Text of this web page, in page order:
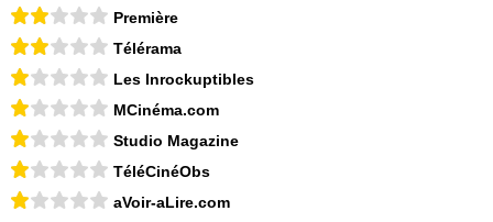
Première
Télérama
Les Inrockuptibles
MCinéma.com
Studio Magazine
TéléCinéObs
aVoir-aLire.com